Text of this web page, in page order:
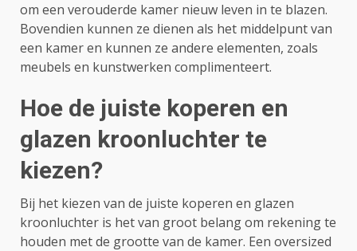
om een ​​verouderde kamer nieuw leven in te blazen.
Bovendien kunnen ze dienen als het middelpunt van
een kamer en kunnen ze andere elementen, zoals
meubels en kunstwerken complimenteert.
Hoe de juiste koperen en
glazen kroonluchter te
kiezen?
Bij het kiezen van de juiste koperen en glazen
kroonluchter is het van groot belang om rekening te
houden met de grootte van de kamer. Een oversized